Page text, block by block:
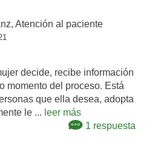
Atención al paciente
decide, recibe información
momento del proceso. Está
que ella desea, adopta
le ... leer más
1 respuesta